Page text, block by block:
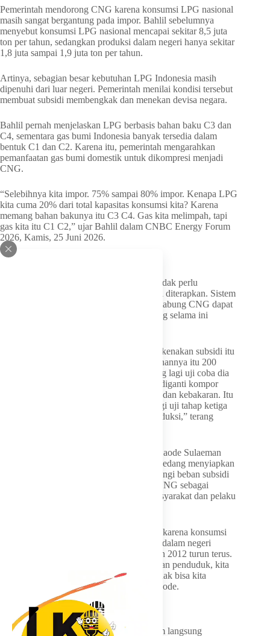
Pemerintah mendorong CNG karena konsumsi LPG nasional
masih sangat bergantung pada impor. Bahlil sebelumnya
menyebut konsumsi LPG nasional mencapai sekitar 8,5 juta
ton per tahun, sedangkan produksi dalam negeri hanya sekitar
1,8 juta sampai 1,9 juta ton per tahun.
Artinya, sebagian besar kebutuhan LPG Indonesia masih
dipenuhi dari luar negeri. Pemerintah menilai kondisi tersebut
membuat subsidi membengkak dan menekan devisa negara.
Bahlil pernah menjelaskan LPG berbasis bahan baku C3 dan
C4, sementara gas bumi Indonesia banyak tersedia dalam
bentuk C1 dan C2. Karena itu, pemerintah mengarahkan
pemanfaatan gas bumi domestik untuk dikompresi menjadi
CNG.
“Selebihnya kita impor. 75% sampai 80% impor. Kenapa LPG
kita cuma 20% dari total kapasitas konsumsi kita? Karena
memang bahan bakunya itu C3 C4. Gas kita melimpah, tapi
gas kita itu C1 C2,” ujar Bahlil dalam CNBC Energy Forum
2026, Kamis, 25 Juni 2026.
Pemerintah juga menyatakan masyarakat tidak perlu
mengganti kompor ketika CNG 3 kg mulai diterapkan. Sistem
yang diuji memakai katup atau valve agar tabung CNG dapat
digunakan pada kompor rumah tangga yang selama ini
“Cuma untuk rakyat kita di bawah yang dikenakan subsidi itu
adalah harus pakai tabung yang 3 kg, tekanannya itu 200
sampai 250 bar. Nah, ini yang kita sekarang lagi uji coba dia
pakai valve. Nanti kompornya tidak perlu diganti kompor
langsung, dan itu bisa menahan peledakan dan kebakaran. Itu
sudah sekarang lagi diuji. Sekarang kita lagi uji tahap ketiga
mudah-mudahan bulan Juli sudah bisa produksi,” terang
Direktur Jenderal Minyak dan Gas Bumi Laode Sulaeman
sebelumnya juga menyatakan pemerintah sedang menyiapkan
roadmap konversi ke CNG untuk mengurangi beban subsidi
LPG. Pemerintah memandang CNG dan LNG sebagai
alternatif energi yang lebih murah bagi masyarakat dan pelaku
Laode menyebut konversi perlu dilakukan karena konsumsi
LPG terus meningkat, sementara produksi dalam negeri
cenderung menurun. “LPG kita sejak tahun 2012 turun terus.
Dalam bertahun-tahun, dengan pertumbuhan penduduk, kita
akan terus menambah impor LPG kalau tidak bisa kita
konversikan ke sumber yang lain,” kata Laode.
Daerah Masih Hadapi Kelangkaan
Klaim harga CNG yang lebih murah belum langsung